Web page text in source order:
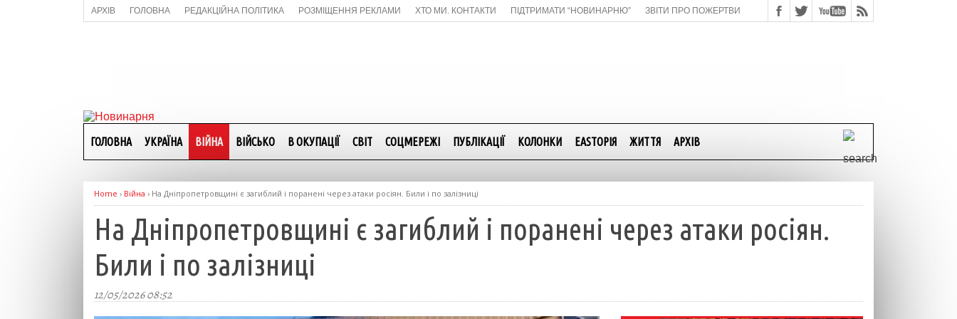
АРХІВ ГОЛОВНА РЕДАКЦІЙНА ПОЛІТИКА РОЗМІЩЕННЯ РЕКЛАМИ ХТО МИ. КОНТАКТИ ПІДТРИМАТИ “НОВИНАРНЮ” ЗВІТИ ПРО ПОЖЕРТВИ
ГОЛОВНА УКРАЇНА ВІЙНА ВІЙСЬКО В ОКУПАЦІЇ СВІТ СОЦМЕРЕЖІ ПУБЛІКАЦІЇ КОЛОНКИ EASTОРІЯ ЖИТТЯ АРХІВ
Home › Війна › На Дніпропетровщині є загиблий і поранені через атаки росіян. Били і по залізниці
На Дніпропетровщині є загиблий і поранені через атаки росіян.
Били і по залізниці
12/05/2026 08:52